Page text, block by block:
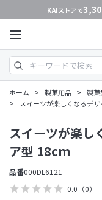
KAIストアで
ホーム > 製菓用品 > 製菓
> スイーツが楽しくなるデ
0.0 （0）
スイーツが楽し
ア型 18cm
品番000DL6121